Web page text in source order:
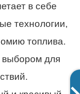
в себе
технологии,
топлива.
выбором для